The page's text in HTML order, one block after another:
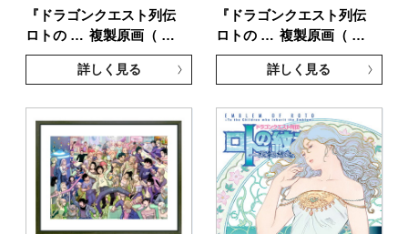
『ドラゴンクエスト列伝
ロトの … 複製原画（ …
詳しく見る
『ドラゴンクエスト列伝
ロトの … 複製原画（ …
詳しく見る